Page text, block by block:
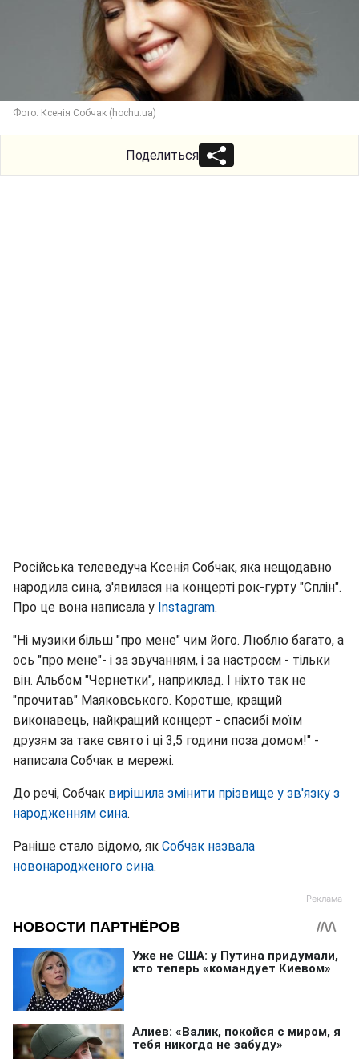
Фото: Ксенія Собчак (hochu.ua)
Поделиться
Російська телеведуча Ксенія Собчак, яка нещодавно
народила сина, з'явилася на концерті рок-гурту "Сплін".
Про це вона написала у Instagram.
"Ні музики більш "про мене" чим його. Люблю багато, а
ось "про мене"- і за звучанням, і за настроєм - тільки
він. Альбом "Чернетки", наприклад. І ніхто так не
"прочитав" Маяковського. Коротше, кращий
виконавець, найкращий концерт - спасибі моїм
друзям за таке свято і ці 3,5 години поза домом!" -
написала Собчак в мережі.
До речі, Собчак вирішила змінити прізвище у зв'язку з
народженням сина.
Раніше стало відомо, як Собчак назвала
новонародженого сина.